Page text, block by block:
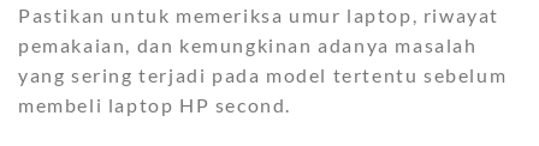
Pastikan untuk memeriksa umur laptop, riwayat
pemakaian, dan kemungkinan adanya masalah
yang sering terjadi pada model tertentu sebelum
membeli laptop HP second.